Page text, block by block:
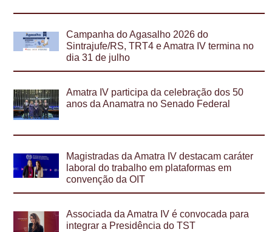
Campanha do Agasalho 2026 do
Sintrajufe/RS, TRT4 e Amatra IV termina no
dia 31 de julho
Amatra IV participa da celebração dos 50
anos da Anamatra no Senado Federal
Magistradas da Amatra IV destacam caráter
laboral do trabalho em plataformas em
convenção da OIT
Associada da Amatra IV é convocada para
integrar a Presidência do TST